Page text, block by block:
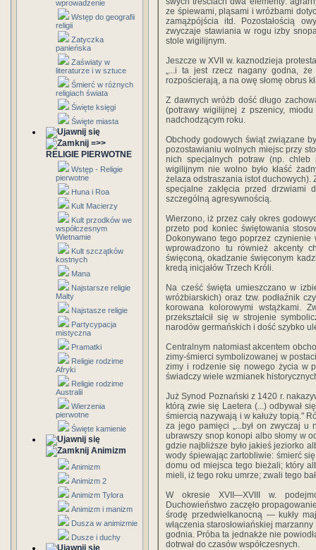
wprowadzenie
Wstęp do geografii
religii
Zatyczka
panieńska
Zaświaty w
literaturze i w sztuce
Śmierć w różnych
religiach świata
Święte księgi
Święte miasta
=>>
RELIGIE PIERWOTNE
Wstęp - Religie
pierwotne
Huna i Roa
Kult Macierzy
Kult przodków we
współczesnym
Wietnamie
Kult szczątków
kostnych
Mana
Najstarsze religie
Malty
Najstasze religie
Partycypacja
mistyczna
Pramatki
Religie rodzime
Afryki
Religie rodzime
Australii
Wierzenia
pierwotne
Święte kamienie
Animizm
Animizm
Animizm 2
Animizm Tylora
Animizm i manizm
Dusza w animizmie
Dusze i duchy
ze śpiewami, pląsami i wróżbami
zamążpójścia itd. Pozostałością
zwyczaje stawiania w rogu izby
stole wi­gilijnym.
Jeszcze w XVII w. kaznodzieja
„...i ta jest rzecz nagany godna,
rozpościerają, a na owę słomę obrus
Z dawnych wróżb dość długo
(potrawy wigilijnej z pszenicy,
nadchodzącym roku.
Obchody godowych świąt związane
pozosta­wianiu wolnych miejsc przy
nich specjalnych potraw (np.
wigilijnym nie wolno było kłaść
żelaza odstraszania istot duchowych).
specjalne zaklęcia przed drzwiami
szczególną agresywnością.
Wierzono, iż przez cały okres
przeto pod koniec świętowania
Dokonywano tego poprzez
wprowadzono tu również akcenty
święconą, okadzanie święconym
kre­dą inicjałów Trzech Króli.
Na cześć święta umieszczano w
wróżbiarskich) oraz tzw. podłaźnik
korowana kolorowymi wstążkami.
przekształcił się w strojenie
narodów germańskich i dość szybko
Centralnym natomiast akcentem
zimy-śmierci symbolizowanej w
zimy i rodzenie się nowego życia w
świadczy wiele wzmianek
Już Synod Poznański z 1420 r.
którą zwie się Laetera (...) odbywał
śmiercią nazywają i w kałuży topią."
za jego pamięci „...był on zwyczaj
ubrawszy snop konopi albo słomy w
gdzie najbliższe było jakieś jeziorko
wody śpiewając żartobliwie: śmierć
domu od miejsca tego bieżali; który
mieli, iż tego roku umrze; zwali tego
W okresie XVII—XVIII w.
Duchowieństwo za­częło
środę przedwielkanocną — ku­kły
włączenia starosłowiańskiej
godnia. Próba ta jednakże nie
dotrwał do czasów współczesnych.